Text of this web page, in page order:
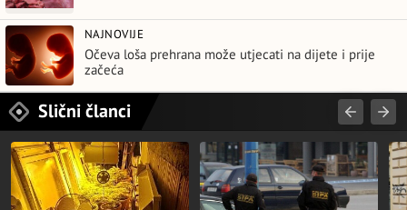
NAJNOVIJE
Očeva loša prehrana može utjecati na dijete i prije
začeća
Slični članci